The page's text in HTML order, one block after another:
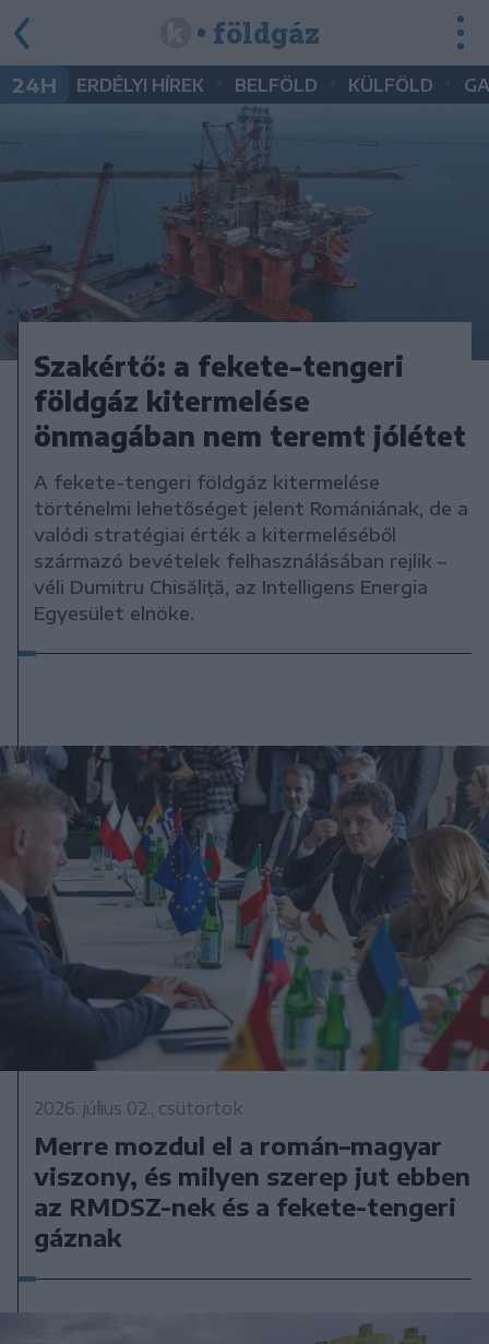
• földgáz
24H ERDÉLYI HÍREK BELFÖLD KÜLFÖLD
Szakértő: a fekete-tengeri
földgáz kitermelése
önmagában nem teremt jólétet
A fekete-tengeri földgáz kitermelése
történelmi lehetőséget jelent Romániának, de a
valódi stratégiai érték a kitermeléséből
származó bevételek felhasználásában rejlik –
véli Dumitru Chisăliță, az Intelligens Energia
Egyesület elnöke.
2026. július 02., csütörtök
Merre mozdul el a román–magyar
viszony, és milyen szerep jut ebben
az RMDSZ-nek és a fekete-tengeri
gáznak